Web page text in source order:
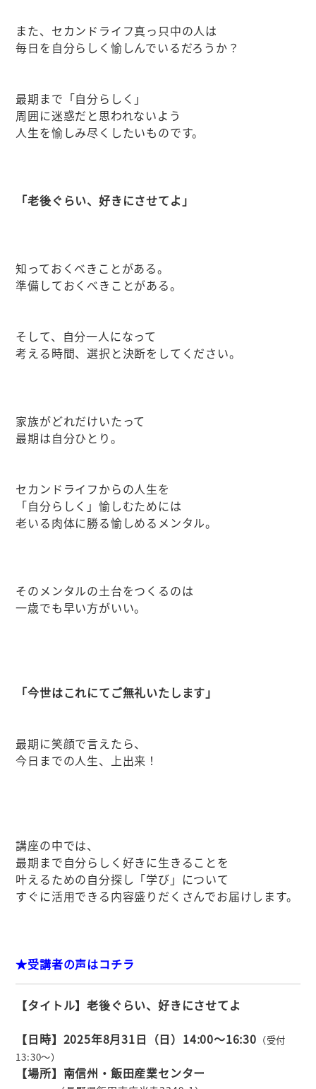
また、セカンドライフ真っ只中の人は
毎日を自分らしく愉しんでいるだろうか？
最期まで「自分らしく」
周囲に迷惑だと思われないよう
人生を愉しみ尽くしたいものです。
「老後ぐらい、好きにさせてよ」
知っておくべきことがある。
準備しておくべきことがある。
そして、自分一人になって
考える時間、選択と決断をしてください。
家族がどれだけいたって
最期は自分ひとり。
セカンドライフからの人生を
「自分らしく」愉しむためには
老いる肉体に勝る愉しめるメンタル。
そのメンタルの土台をつくるのは
一歳でも早い方がいい。
「今世はこれにてご無礼いたします」
最期に笑顔で言えたら、
今日までの人生、上出来！
講座の中では、
最期まで自分らしく好きに生きることを
叶えるための自分探し「学び」について
すぐに活用できる内容盛りだくさんでお届けします。
★受講者の声はコチラ
【タイトル】老後ぐらい、好きにさせてよ
【日時】2025年8月31日（日）14:00～16:30 （受付
13:30～）
【場所】南信州・飯田産業センター